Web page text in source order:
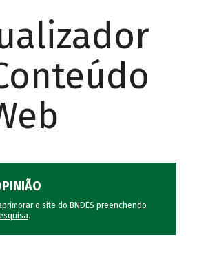
o site do BNDES preenchendo
.